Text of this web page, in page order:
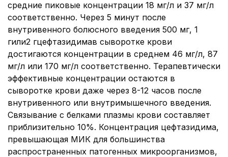
средние пиковые концентрации 18 мг/л и 37 мг/л
соответственно. Через 5 минут после
внутривенного болюсного введения 500 мг, 1
гили2 гцефтазидимав сыворотке крови
достигаются концентрации в среднем 46 мг/л, 87
мг/л или 170 мг/л соответственно. Терапевтически
эффективные концентрации остаются в
сыворотке крови даже через 8-12 часов после
внутривенного или внутримышечного введения.
Связывание с белками плазмы крови составляет
приблизительно 10%. Концентрация цефтазидима,
превышающая МИК для большинства
распространенных патогенных микроорганизмов,